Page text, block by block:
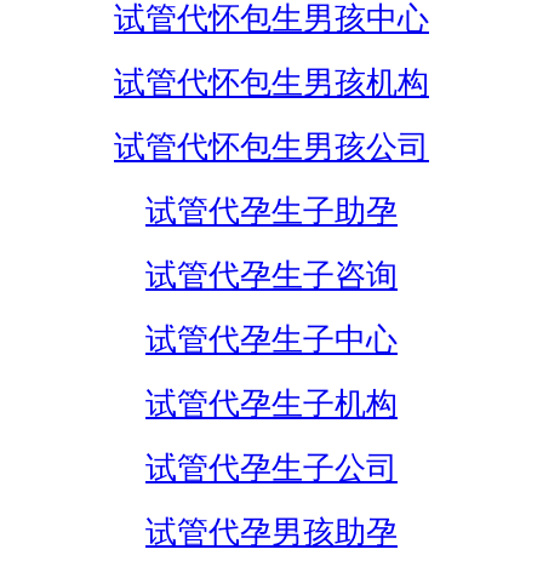
试管代怀包生男孩中心
试管代怀包生男孩机构
试管代怀包生男孩公司
试管代孕生子助孕
试管代孕生子咨询
试管代孕生子中心
试管代孕生子机构
试管代孕生子公司
试管代孕男孩助孕